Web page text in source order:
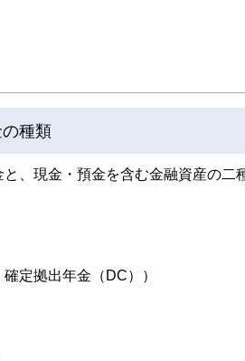
種類
、現金・預金を含む金融資産の二
定拠出年金（DC））